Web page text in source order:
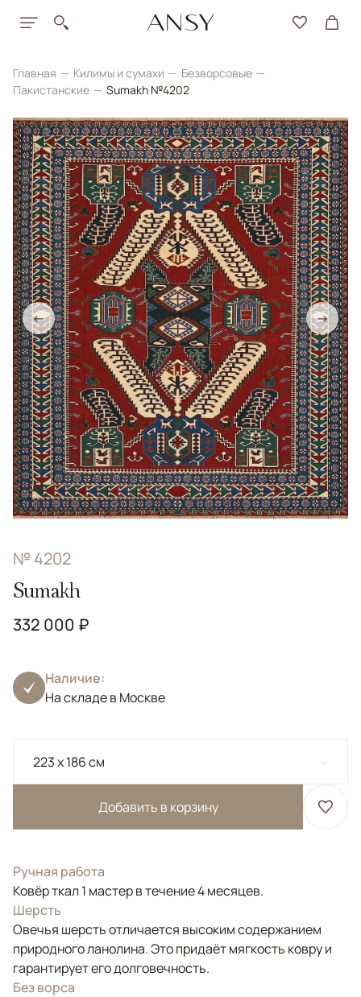
Главная Килимы и сумахи
Безворсовые
Пакистанские
Sumakh №4202
← →
№ 4202
Sumakh
332 000 ₽
Наличие:
На складе в Москве
223 x 186 см
Добавить в корзину
Ручная работа
Ковёр ткал 1 мастер в течение 4 месяцев.
Шерсть
Овечья шерсть отличается высоким содержанием
природного ланолина. Это придаёт мягкость ковру и
гарантирует его долговечность.
Без ворса